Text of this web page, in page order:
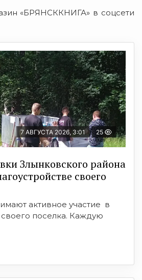
«БРЯНСККНИГА» в соцсети
7 АВГУСТА 2026, 3:01 25
Злынковского района
своего
активное участие в
своего поселка. Каждую